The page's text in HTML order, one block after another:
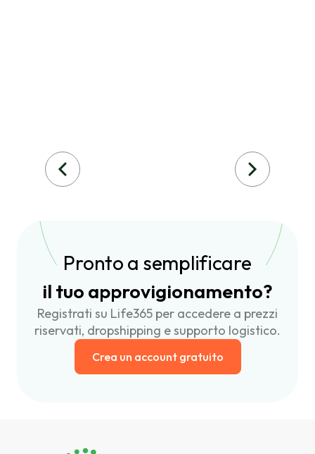
Pronto a semplificare
il tuo approvigionamento?
Registrati su Life365 per accedere a prezzi
riservati, dropshipping e supporto logistico.
Crea un account gratuito